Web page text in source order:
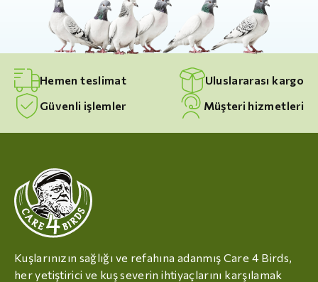
Hemen teslimat
Uluslararası kargo
Güvenli işlemler
Müşteri hizmetleri
Kuşlarınızın sağlığı ve refahına adanmış Care 4 Birds,
her yetiştirici ve kuş severin ihtiyaçlarını karşılamak